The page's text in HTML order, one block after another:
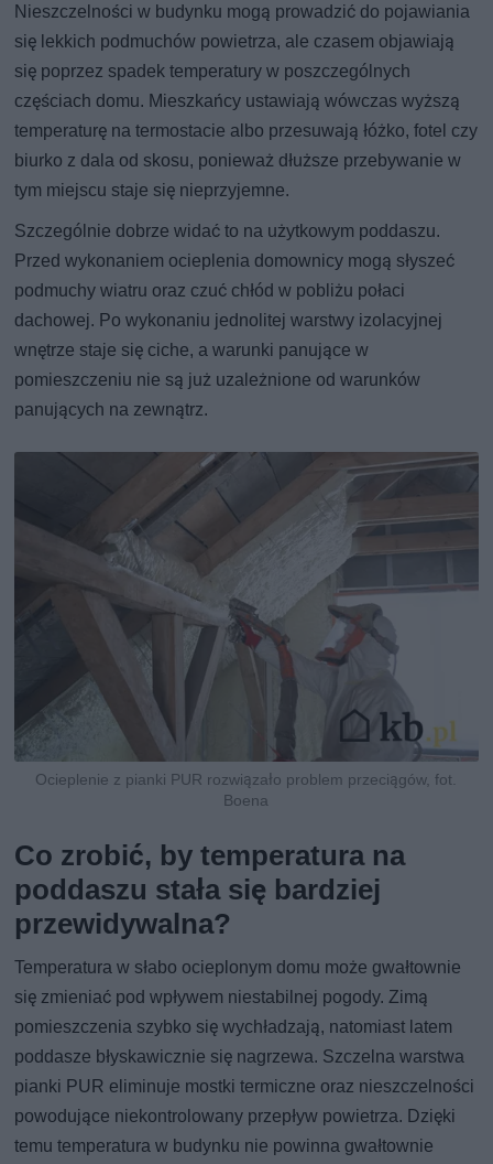
Nieszczelności w budynku mogą prowadzić do pojawiania
się lekkich podmuchów powietrza, ale czasem objawiają
się poprzez spadek temperatury w poszczególnych
częściach domu. Mieszkańcy ustawiają wówczas wyższą
temperaturę na termostacie albo przesuwają łóżko, fotel czy
biurko z dala od skosu, ponieważ dłuższe przebywanie w
tym miejscu staje się nieprzyjemne.
Szczególnie dobrze widać to na użytkowym poddaszu.
Przed wykonaniem ocieplenia domownicy mogą słyszeć
podmuchy wiatru oraz czuć chłód w pobliżu połaci
dachowej. Po wykonaniu jednolitej warstwy izolacyjnej
wnętrze staje się ciche, a warunki panujące w
pomieszczeniu nie są już uzależnione od warunków
panujących na zewnątrz.
Ocieplenie z pianki PUR rozwiązało problem przeciągów, fot.
Boena
Co zrobić, by temperatura na
poddaszu stała się bardziej
przewidywalna?
Temperatura w słabo ocieplonym domu może gwałtownie
się zmieniać pod wpływem niestabilnej pogody. Zimą
pomieszczenia szybko się wychładzają, natomiast latem
poddasze błyskawicznie się nagrzewa. Szczelna warstwa
pianki PUR eliminuje mostki termiczne oraz nieszczelności
powodujące niekontrolowany przepływ powietrza. Dzięki
temu temperatura w budynku nie powinna gwałtownie